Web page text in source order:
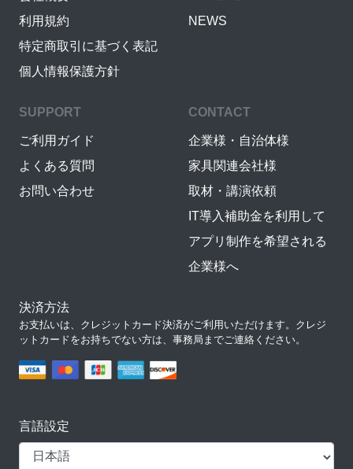
利用規約
特定商取引に基づく表記
個人情報保護方針
NEWS
SUPPORT
ご利用ガイド
よくある質問
お問い合わせ
CONTACT
企業様・自治体様
家具関連会社様
取材・講演依頼
IT導入補助金を利用して
アプリ制作を希望される
企業様へ
決済方法
お支払いは、クレジットカード決済がご利用いただけます。クレジ
ットカードをお持ちでない方は、事務局までご連絡ください。
言語設定